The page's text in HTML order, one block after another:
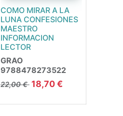
COMO MIRAR A LA
LUNA CONFESIONES
MAESTRO
INFORMACION
LECTOR
GRAO
9788478273522
22,00€ 18,70€